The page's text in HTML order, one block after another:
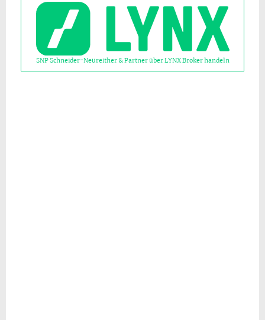
SNP Schneider-Neureither & Partner über LYNX Broker handeln